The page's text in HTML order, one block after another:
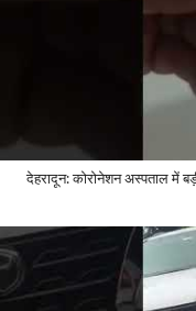
देहरादून: कोरोनेशन अस्पताल में